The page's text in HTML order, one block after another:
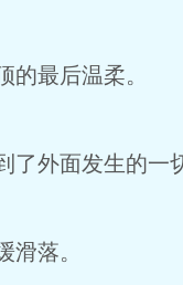
的最后温柔。
外面发生的一
滑落。